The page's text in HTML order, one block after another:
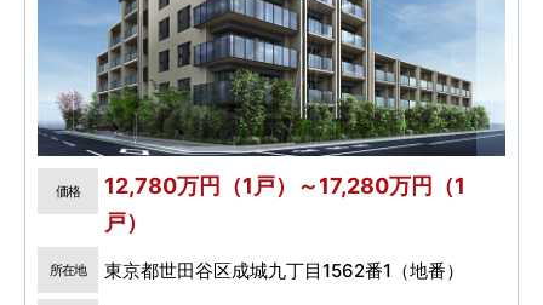
価格
12,780万円（1戸）～17,280万円（1
戸）
所在地 東京都世田谷区成城九丁目1562番1（地番）